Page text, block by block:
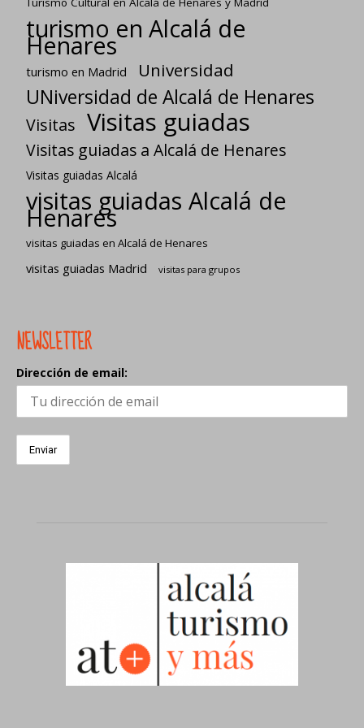
turismo en Alcalá de
Henares
turismo en Madrid Universidad
UNiversidad de Alcalá de Henares
Visitas Visitas guiadas
Visitas guiadas a Alcalá de Henares
Visitas guiadas Alcalá
visitas guiadas Alcalá de
Henares
visitas guiadas en Alcalá de Henares
visitas guiadas Madrid visitas para grupos
NEWSLETTER
Dirección de email: